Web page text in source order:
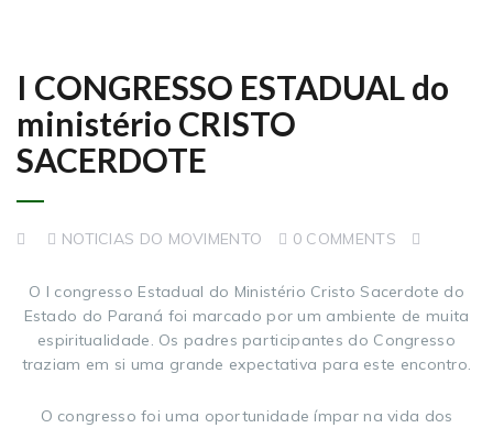
I CONGRESSO ESTADUAL do
ministério CRISTO
SACERDOTE
NOTICIAS DO MOVIMENTO 0 COMMENTS
O I congresso Estadual do Ministério Cristo Sacerdote do
Estado do Paraná foi marcado por um ambiente de muita
espiritualidade. Os padres participantes do Congresso
traziam em si uma grande expectativa para este encontro.
O congresso foi uma oportunidade ímpar na vida dos